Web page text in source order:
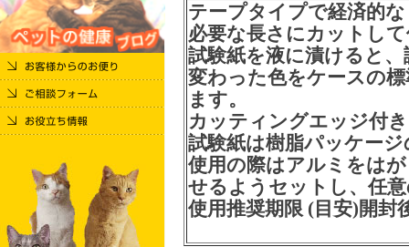
テープタイプで経済的
必要な長さにカットし
試験紙を液に漬けると
変わった色をケースの
ます。
カッティングエッジ付
試験紙は樹脂パッケー
使用の際はアルミをは
せるようセットし、任
使用推奨期限 (目安)開封